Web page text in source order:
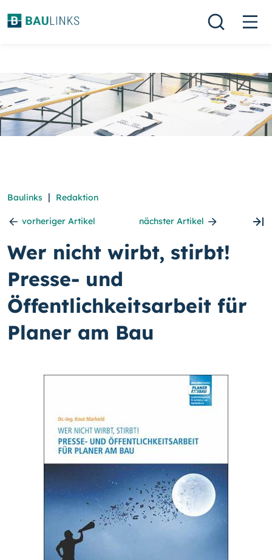
Baulinks | Redaktion
vorheriger Artikel nächster Artikel
Wer nicht wirbt, stirbt!
Presse- und
Öffentlichkeitsarbeit für
Planer am Bau